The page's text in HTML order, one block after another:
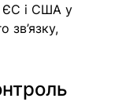
ЄС і США у
зв’язку,